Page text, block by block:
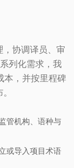
协调译员、审
列化需求，我
本，并按里程碑
管机构、语种与
或导入项目术语